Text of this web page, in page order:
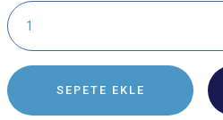
SEPETE EKLE